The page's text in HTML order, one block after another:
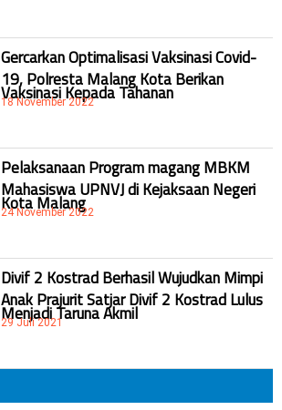
Gercarkan Optimalisasi Vaksinasi Covid-
19, Polresta Malang Kota Berikan
Vaksinasi Kepada Tahanan
18 November 2022
Pelaksanaan Program magang MBKM
Mahasiswa UPNVJ di Kejaksaan Negeri
Kota Malang
24 November 2022
Divif 2 Kostrad Berhasil Wujudkan Mimpi
Anak Prajurit Satjar Divif 2 Kostrad Lulus
Menjadi Taruna Akmil
29 Juli 2021